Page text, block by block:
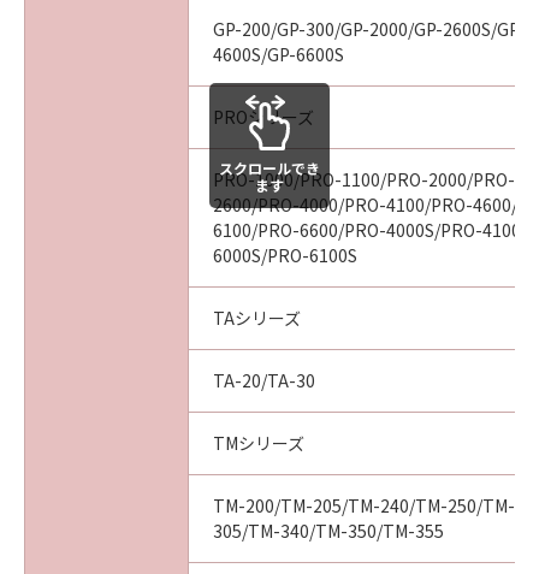
て、一切の責任を負わないものとします。例
え、キヤノン、キヤノンの関連会社、それらの
販売代理店及び販売店がかかる損害の可能性に
ついて知らされていた場合でも同様です。
(3) キヤノン、キヤノンの関連会社、それらの販
売代理店及び販売店は、「本ソフトウエア」の
使用に起因または関連してお客様と第三者との
間に生じたいかなる紛争についても、一切責任
を負わないものとします。
(4) 以上が、「本ソフトウエア」に関するキヤノ
ン、キヤノンの関連会社、それらの販売代理店
及び販売店のすべての責任であり、お客様の唯
お客様は、日本国政府または関連する外国政府
より必要な認可等を得ることなしに「本ソフト
ウエア」の全部または一部を、直接または間接
に輸出してはなりません。
(1) 本契約は、お客様が「本ソフトウエア」を
GP-200/GP-300/GP-2000/GP-2600S/GP-
4600S/GP-6600S
PROシリーズ
PRO-1000/PRO-1100/PRO-2000/PRO-
2600/PRO-4000/PRO-4100/PRO-4600/
6100/PRO-6600/PRO-4000S/PRO-
6000S/PRO-6100S
TAシリーズ
TA-20/TA-30
TMシリーズ
TM-200/TM-205/TM-240/TM-250/TM-
305/TM-340/TM-350/TM-355
スクロールでき
ます